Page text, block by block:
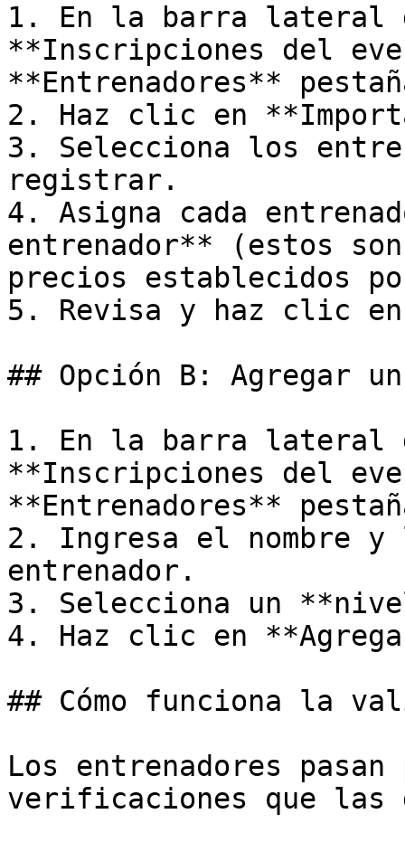
1. En la barra lateral
**Inscripciones del
**Entrenadores**
2. Haz clic en
3. Selecciona los
registrar.
4. Asigna cada
entrenador** (estos
precios establecidos
5. Revisa y haz clic
## Opción B: Agregar
1. En la barra lateral
**Inscripciones del
**Entrenadores**
2. Ingresa el nombre
entrenador.
3. Selecciona un
4. Haz clic en
## Cómo funciona la
Los entrenadores
verificaciones que las